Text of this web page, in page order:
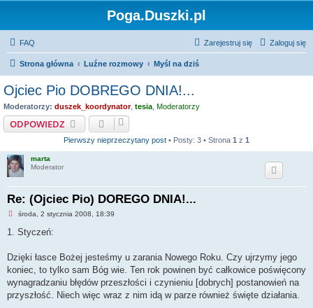
Poga.Duszki.pl
FAQ Zaloguj się
Zarejestruj się
Strona główna Luźne rozmowy Myśl na dziś
Ojciec Pio DOBREGO DNIA!...
Moderatorzy: duszek_koordynator, tesia Moderatorzy
ODPOWIEDZ
Pierwszy nieprzeczytany post • Posty: 3 • Strona 1 z 1
marta
Moderator
Re: (Ojciec Pio) DOREGO DNIA!...
N
e
z
c
z
y
t
środa, 2 stycznia 2008, 18:39
1. Styczeń:
Dzięki łasce Bożej jesteśmy u zarania Nowego Roku. Czy ujrzymy jego
koniec, to tylko sam Bóg wie. Ten rok powinen być całkowice poświęcony
wynagradzaniu błędów przeszłości i czynieniu [dobrych] postanowień na
przyszłość. Niech więc wraz z nim idą w parze również święte działania.